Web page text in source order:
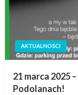
AKTUALNOŚCI
21 marca 2025
Podolanach!